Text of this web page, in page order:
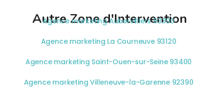
Autre Zone d'Intervention
Agence marketing Aubervilliers 93300
Agence marketing La Courneuve 93120
Agence marketing Saint-Ouen-sur-Seine 93400
Agence marketing Villeneuve-la-Garenne 92390